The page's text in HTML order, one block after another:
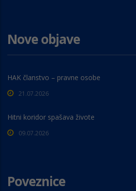
Nove objave
HAK članstvo – pravne osobe
21.07.2026
Hitni koridor spašava živote
09.07.2026
Poveznice